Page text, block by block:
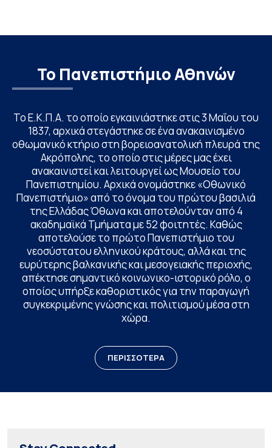
Το Πανεπιστήμιο Αθηνών
Το Ε.Κ.Π.Α. το οποίο εγκαινιάστηκε στις 3 Μαΐου του
1837, αρχικά στεγάστηκε σε ένα ανακαινισμένο
οθωμανικό κτήριο στη βορειοανατολική πλευρά της
Ακρόπολης, το οποίο στις μέρες μας έχει
ανακαινιστεί και λειτουργεί ως Μουσείο του
Πανεπιστημίου. Αρχικά ονομάστηκε «Οθωνικό
Πανεπιστήμιο» από το όνομα του πρώτου βασιλιά
της Ελλάδας Όθωνα και αποτελούνταν από 4
ακαδημαϊκά Τμήματα με 52 φοιτητές. Καθώς
αποτελούσε το πρώτο Πανεπιστήμιο του
νεοσύστατου ελληνικού κράτους, αλλά και της
ευρύτερης βαλκανικής και μεσογειακής περιοχής,
απέκτησε σημαντικό κοινωνικο-ιστορικό ρόλο, ο
οποίος υπήρξε καθοριστικός για την παραγωγή
συγκεκριμένης γνώσης και πολιτισμού μέσα στη
χώρα.
ΠΕΡΙΣΣΟΤΕΡΑ